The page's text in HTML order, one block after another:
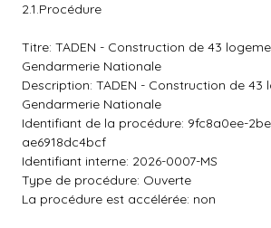
2.1.Procédure
Titre: TADEN - Construction de 43
Gendarmerie Nationale
Description: TADEN - Construction de 43
Gendarmerie Nationale
Identifiant de la procédure: 9fc8a0ee-
ae6918dc4bcf
Identifiant interne: 2026-0007-MS
Type de procédure: Ouverte
La procédure est accélérée: non